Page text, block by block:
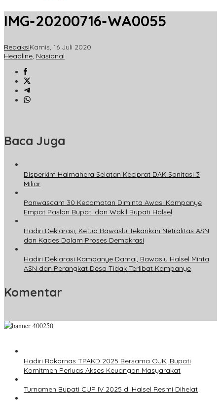
IMG-20200716-WA0055
RedaksiKamis, 16 Juli 2020
Headline, Nasional
Baca Juga
Disperkim Halmahera Selatan Keciprat DAK Sanitasi 3
Miliar
Panwascam 30 Kecamatan Diminta Awasi Kampanye
Empat Paslon Bupati dan Wakil Bupati Halsel
Hadiri Deklarasi, Ketua Bawaslu Tekankan Netralitas ASN
dan Kades Dalam Proses Demokrasi
Hadiri Deklarasi Kampanye Damai, Bawaslu Halsel Minta
ASN dan Perangkat Desa Tidak Terlibat Kampanye
Komentar
Hadiri Rakornas TPAKD 2025 Bersama OJK, Bupati
Komitmen Perluas Akses Keuangan Masyarakat
Turnamen Bupati CUP IV 2025 di Halsel Resmi Dihelat